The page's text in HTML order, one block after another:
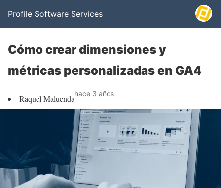
Profile Software Services
Cómo crear dimensiones y
métricas personalizadas en GA4
Raquel Maluendahace 3 años